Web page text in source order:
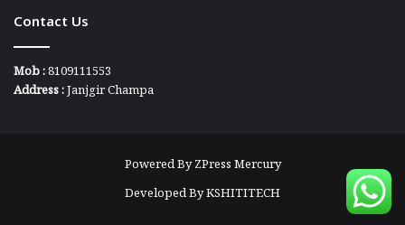
Contact Us
Mob :8109111553
Address :Janjgir Champa
Powered ByZPress Mercury
Developed ByKSHITITECH